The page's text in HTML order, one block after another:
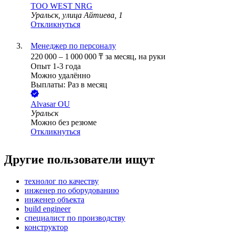
ТОО WEST NRG
Уральск, улица Айтиева, 1
Откликнуться
Менеджер по персоналу
220 000 – 1 000 000 ₸ за месяц, на руки
Опыт 1-3 года
Можно удалённо
Выплаты: Раз в месяц
Alvasar OU
Уральск
Можно без резюме
Откликнуться
Другие пользователи ищут
технолог по качеству
инженер по оборудованию
инженер объекта
build engineer
специалист по производству
конструктор